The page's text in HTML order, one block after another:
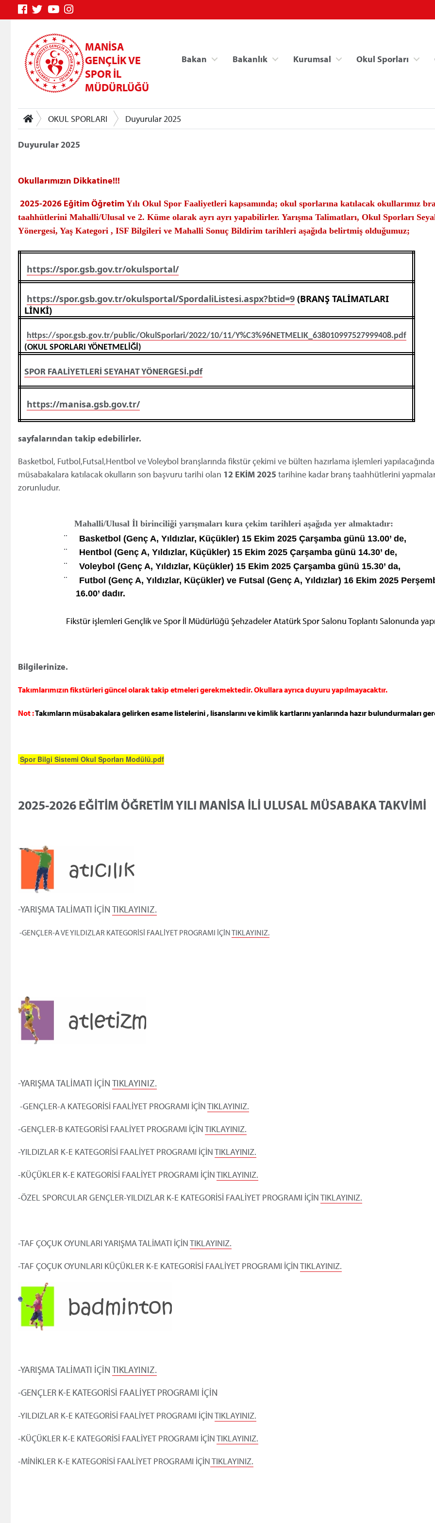
MANİSA
GENÇLİK VE
SPOR İL
MÜDÜRLÜĞÜ
Bakan Bakanlık Kurumsal Okul Sporları
OKUL SPORLARI Duyurular 2025
Duyurular 2025
Okullarımızın Dikkatine!!!
2025-2026 Eğitim Öğretim Yılı Okul Spor Faaliyetleri kapsamında; okul sporlarına katılacak okullarımız
taahhütlerini Mahalli/Ulusal ve 2. Küme olarak ayrı ayrı yapabilirler. Yarışma Talimatları, Okul Sporları
Yönergesi, Yaş Kategori , ISF Bilgileri ve Mahalli Sonuç Bildirim tarihleri aşağıda belirtmiş olduğumuz;
https://spor.gsb.gov.tr/okulsportal/
https://spor.gsb.gov.tr/okulsportal/SpordaliListesi.aspx?btid=9 (BRANŞ TALİMATLARI
LİNKİ)
https://spor.gsb.gov.tr/public/OkulSporlari/2022/10/11/Y%C3%96NETMELIK_638010997527999408.pdf
(OKUL SPORLARI YÖNETMELİĞİ)
SPOR FAALİYETLERİ SEYAHAT YÖNERGESİ.pdf
https://manisa.gsb.gov.tr/
sayfalarından takip edebilirler.
Basketbol, Futbol,Futsal,Hentbol ve Voleybol branşlarında fikstür çekimi ve bülten hazırlama işlemleri
müsabakalara katılacak okulların son başvuru tarihi olan 12 EKİM 2025 tarihine kadar branş taahhütlerini
zorunludur.
Mahalli/Ulusal İl birinciliği yarışmaları kura çekim tarihleri aşağıda yer almaktadır:
¨ Basketbol (Genç A, Yıldızlar, Küçükler) 15 Ekim 2025 Çarşamba günü 13.00’ de,
¨ Hentbol (Genç A, Yıldızlar, Küçükler) 15 Ekim 2025 Çarşamba günü 14.30’ de,
¨ Voleybol (Genç A, Yıldızlar, Küçükler) 15 Ekim 2025 Çarşamba günü 15.30’ da,
¨ Futbol (Genç A, Yıldızlar, Küçükler) ve Futsal (Genç A, Yıldızlar) 16 Ekim 2025
16.00’ dadır.
Fikstür işlemleri Gençlik ve Spor İl Müdürlüğü Şehzadeler Atatürk Spor Salonu Toplantı Salonunda
Bilgilerinize.
Takımlarımızın fikstürleri güncel olarak takip etmeleri gerekmektedir. Okullara ayrıca duyuru yapılmayacaktır.
Not :Takımların müsabakalara gelirken esame listelerini , lisanslarını ve kimlik kartlarını yanlarında hazır bulundurmaları
Spor Bilgi Sistemi Okul Sporları Modülü.pdf
2025-2026 EĞİTİM ÖĞRETİM YILI MANİSA İLİ ULUSAL MÜSABAKA TAKVİMİ
-YARIŞMA TALİMATI İÇİN TIKLAYINIZ.
-GENÇLER-A VE YILDIZLAR KATEGORİSİ FAALİYET PROGRAMI İÇİNTIKLAYINIZ.
-YARIŞMA TALİMATI İÇİN TIKLAYINIZ.
-GENÇLER-A KATEGORİSİ FAALİYET PROGRAMI İÇİNTIKLAYINIZ.
-GENÇLER-B KATEGORİSİ FAALİYET PROGRAMI İÇİNTIKLAYINIZ.
-YILDIZLAR K-E KATEGORİSİ FAALİYET PROGRAMI İÇİNTIKLAYINIZ.
-KÜÇÜKLER K-E KATEGORİSİ FAALİYET PROGRAMI İÇİNTIKLAYINIZ.
-ÖZEL SPORCULAR GENÇLER-YILDIZLAR K-E KATEGORİSİ FAALİYET PROGRAMI İÇİNTIKLAYINIZ.
-TAF ÇOÇUK OYUNLARI YARIŞMA TALİMATI İÇİNTIKLAYINIZ.
-TAF ÇOÇUK OYUNLARI KÜÇÜKLER K-E KATEGORİSİ FAALİYET PROGRAMI İÇİNTIKLAYINIZ.
-YARIŞMA TALİMATI İÇİN TIKLAYINIZ.
-GENÇLER K-E KATEGORİSİ FAALİYET PROGRAMI İÇİN
-YILDIZLAR K-E KATEGORİSİ FAALİYET PROGRAMI İÇİNTIKLAYINIZ.
-KÜÇÜKLER K-E KATEGORİSİ FAALİYET PROGRAMI İÇİNTIKLAYINIZ.
-MİNİKLER K-E KATEGORİSİ FAALİYET PROGRAMI İÇİNTIKLAYINIZ.